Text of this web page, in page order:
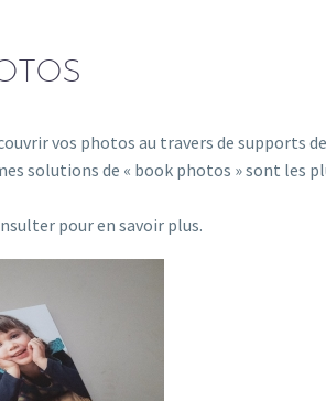
vos photos au travers de supports
solutions de « book photos » sont les
pour en savoir plus.